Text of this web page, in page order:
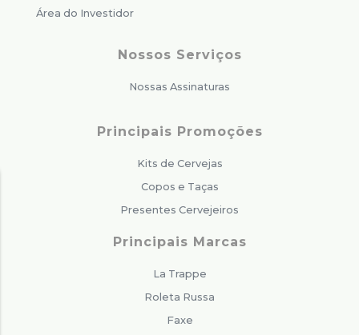
Área do Investidor
Nossos Serviços
Nossas Assinaturas
Principais Promoções
Kits de Cervejas
Copos e Taças
Presentes Cervejeiros
Principais Marcas
La Trappe
Roleta Russa
Faxe